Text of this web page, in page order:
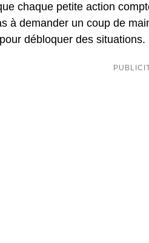
chaque petite action
à demander un coup de
débloquer des situations.